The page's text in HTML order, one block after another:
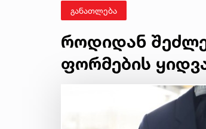
განათლება
როდიდან
ფორმების